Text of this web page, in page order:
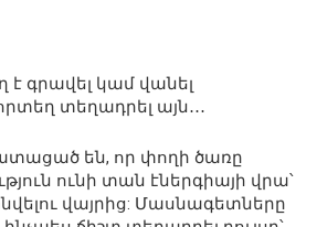
է գրավել կամ վանել
տեղադրել այն․․․
են, որ փողի ծառը
ունի տան էներգիայի վրա՝
վայրից: Մասնագետները